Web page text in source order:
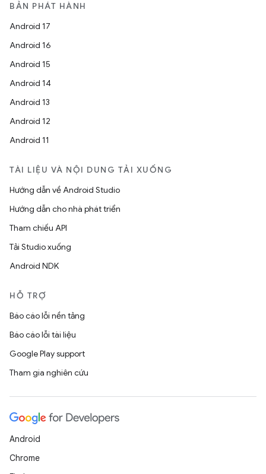
BẢN PHÁT HÀNH
Android 17
Android 16
Android 15
Android 14
Android 13
Android 12
Android 11
TÀI LIỆU VÀ NỘI DUNG TẢI XUỐNG
Hướng dẫn về Android Studio
Hướng dẫn cho nhà phát triển
Tham chiếu API
Tải Studio xuống
Android NDK
HỖ TRỢ
Báo cáo lỗi nền tảng
Báo cáo lỗi tài liệu
Google Play support
Tham gia nghiên cứu
Android
Chrome